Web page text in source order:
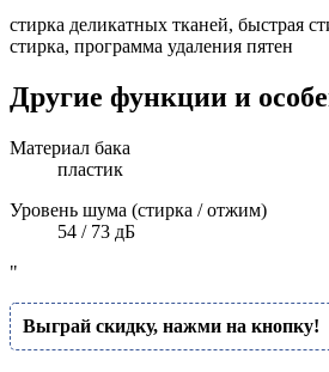
стирка деликатных тканей, быстрая
стирка, программа удаления пятен
Другие функции и
Материал бака
пластик
Уровень шума (стирка / отжим)
54 / 73 дБ
"
Выграй скидку, нажми на кнопку!